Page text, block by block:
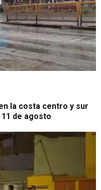
la costa centro y sur
de agosto